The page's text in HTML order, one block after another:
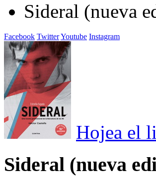
Sideral (nueva
Facebook TwitterYoutube Instagram
Hojea el
Sideral (nueva